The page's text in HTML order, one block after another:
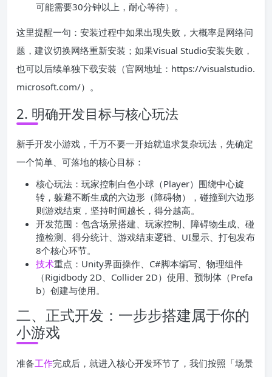
可能需要30分钟以上，耐心等待）。
这里提醒一句：安装过程中如果出现失败，大概率是网络问
题，建议切换网络重新安装；如果Visual Studio安装失败，
也可以后续单独下载安装（官网地址：https://visualstudio.
microsoft.com/）。
2. 明确开发目标与核心玩法
新手开发小游戏，千万不要一开始就追求复杂玩法，先确定
一个简单、可落地的核心目标：
核心玩法：玩家控制白色小球（Player）围绕中心旋
转，躲避不断生成的六边形（障碍物），碰撞到六边形
则游戏结束，坚持时间越长，得分越高。
开发范围：包含场景搭建、玩家控制、障碍物生成、碰
撞检测、得分统计、游戏结束逻辑、UI显示、打包发布
8个核心环节。
技术重点：Unity界面操作、C#脚本编写、物理组件
（Rigidbody 2D、Collider 2D）使用、预制体（Prefa
b）创建与使用。
二、正式开发：一步步搭建属于你的
小游戏
准备工作完成后，就进入核心开发环节了，我们按照「场景